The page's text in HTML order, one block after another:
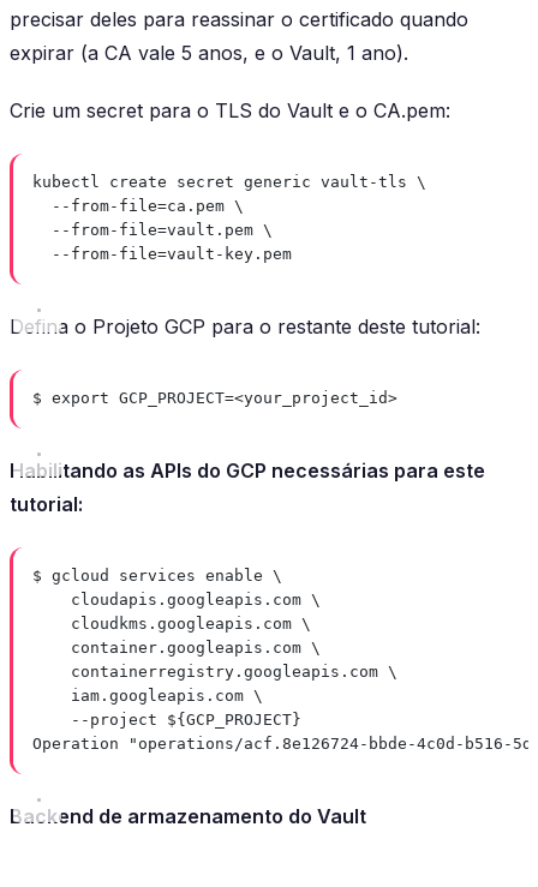
precisar deles para reassinar o certificado quando
expirar (a CA vale 5 anos, e o Vault, 1 ano).
Crie um secret para o TLS do Vault e o CA.pem:
kubectl create secret generic vault-tls \
--from-file=ca.pem \
--from-file=vault.pem \
--from-file=vault-key.pem
Defina o Projeto GCP para o restante deste tutorial:
$ export GCP_PROJECT=<your_project_id>
Habilitando as APIs do GCP necessárias para este
tutorial:
$ gcloud services enable \
cloudapis.googleapis.com \
cloudkms.googleapis.com \
container.googleapis.com \
containerregistry.googleapis.com \
iam.googleapis.com \
--project ${GCP_PROJECT}
Operation "operations/acf.8e126724-bbde-4c0d-b516-
Backend de armazenamento do Vault